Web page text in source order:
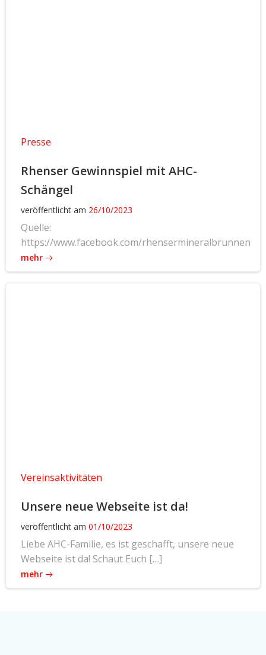
Presse
Rhenser Gewinnspiel mit AHC-
Schängel
veröffentlicht am 26/10/2023
Quelle:
https://www.facebook.com/rhensermineralbrunnen
mehr
Vereinsaktivitäten
Unsere neue Webseite ist da!
veröffentlicht am 01/10/2023
Liebe AHC-Familie, es ist geschafft, unsere neue
Webseite ist da! Schaut Euch […]
mehr